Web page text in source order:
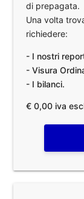
di prepagata.
Una volta
richiedere:
- I nostri
- Visura
- I bilanci.
€ 0,00 iva